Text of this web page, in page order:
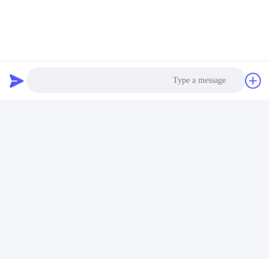
Instruments,packaging Drop Test Equipment